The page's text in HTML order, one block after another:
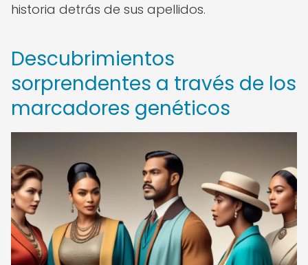
historia detrás de sus apellidos.
Descubrimientos
sorprendentes a través de los
marcadores genéticos